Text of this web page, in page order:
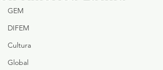
GEM
DIFEM
Cultura
Global